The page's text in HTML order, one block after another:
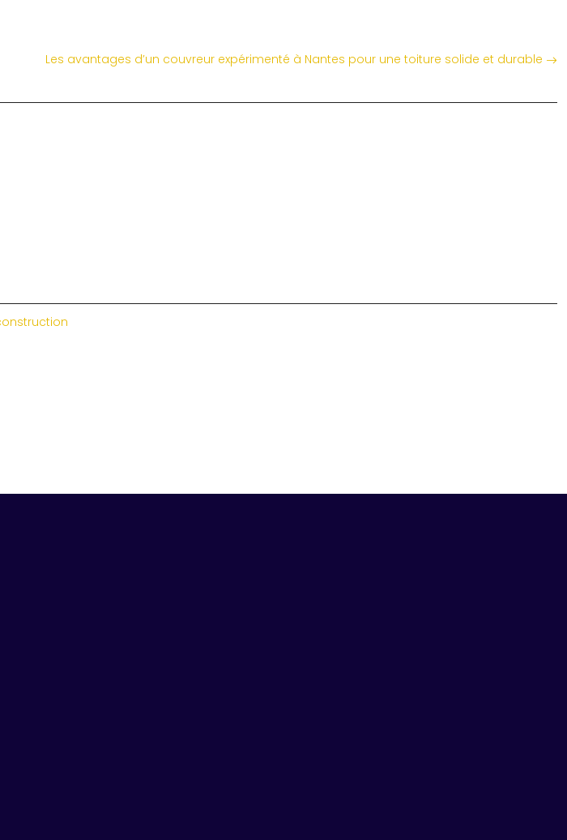
Les avantages d’un couvreur expérimenté à Nantes pour une toiture solide et durable